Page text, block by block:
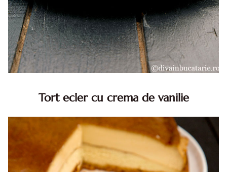
Tort ecler cu crema de vanilie
Reteta tort ecler. Tort ecler cu crema vanilie. Reteta
Karpatka